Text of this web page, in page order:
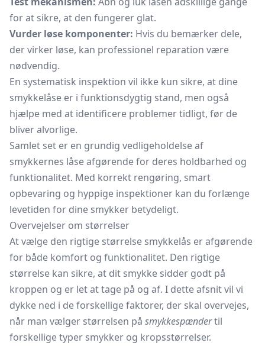
for at sikre, at den fungerer glat.
Vurder løse komponenter: Hvis du bemærker dele,
der virker løse, kan professionel reparation være
nødvendig.
En systematisk inspektion vil ikke kun sikre, at dine
smykkelåse er i funktionsdygtig stand, men også
hjælpe med at identificere problemer tidligt, før de
bliver alvorlige.
Samlet set er en grundig vedligeholdelse af
smykkernes låse afgørende for deres holdbarhed og
funktionalitet. Med korrekt rengøring, smart
opbevaring og hyppige inspektioner kan du forlænge
levetiden for dine smykker betydeligt.
Overvejelser om størrelser
At vælge den rigtige størrelse smykkelås er afgørende
for både komfort og funktionalitet. Den rigtige
størrelse kan sikre, at dit smykke sidder godt på
kroppen og er let at tage på og af. I dette afsnit vil vi
dykke ned i de forskellige faktorer, der skal overvejes,
når man vælger størrelsen på smykkespændertil
forskellige typer smykker og kropsstørrelser.